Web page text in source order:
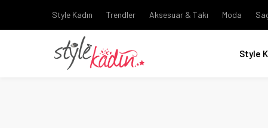
Style Kadın Trendler Aksesuar & Takı Moda
Style